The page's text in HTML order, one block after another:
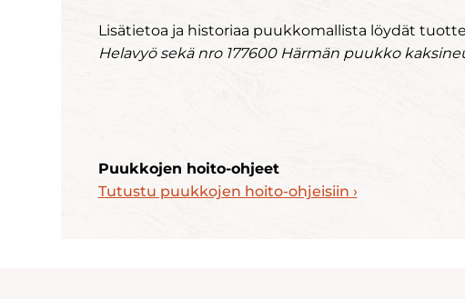
Lisätietoa ja historiaa puukkomallista löydät
Helavyö sekä nro 177600 Härmän puukko
Puukkojen hoito-ohjeet
Tutustu puukkojen hoito-ohjeisiin ›